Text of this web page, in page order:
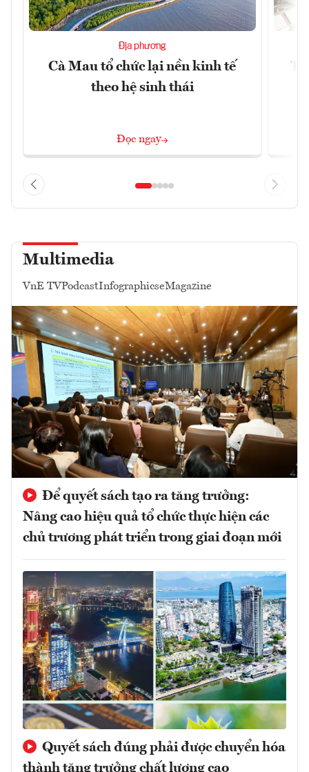
Địa phương
Cà Mau tổ chức lại nền kinh tế
theo hệ sinh thái
Đọc ngay
Multimedia
VnE TVPodcastInfographicseMagazine
Để quyết sách tạo ra tăng trưởng:
Nâng cao hiệu quả tổ chức thực hiện các
chủ trương phát triển trong giai đoạn mới
Quyết sách đúng phải được chuyển hóa
thành tăng trưởng chất lượng cao